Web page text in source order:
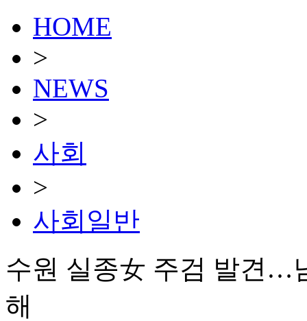
HOME
>
NEWS
>
사회
>
사회일반
수원 실종女 주검 발견…
해